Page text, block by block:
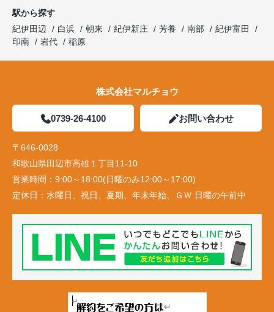
駅から探す
紀伊田辺
白浜 朝来 紀伊新庄 芳養 南部
紀伊富田
印南
岩代 稲原
株式会社マルチョウ
0739-26-4100 お問い合わせ
〒646-0028
和歌山県田辺市高雄１丁目11-10
営業時間： 9:00～18:00(日曜のみ12:00～17:00)
定休日： 水曜日、祝日、夏期、年末年始、ＧＷ 日曜の午前中